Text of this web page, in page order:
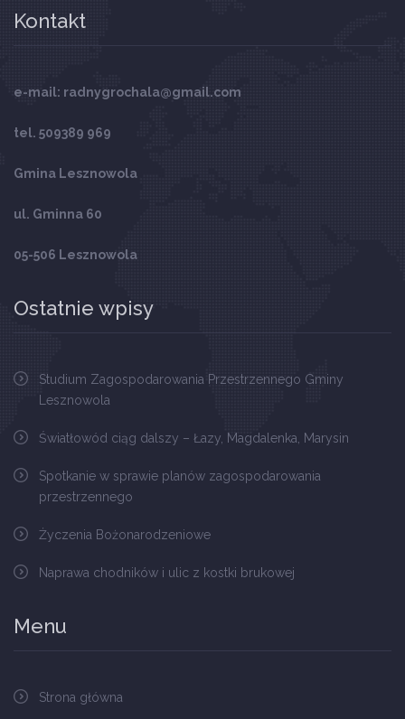
Kontakt
e-mail: radnygrochala@gmail.com
tel. 509389 969
Gmina Lesznowola
ul. Gminna 60
05-506 Lesznowola
Ostatnie wpisy
Studium Zagospodarowania Przestrzennego Gminy
Lesznowola
Światłowód ciąg dalszy – Łazy, Magdalenka, Marysin
Spotkanie w sprawie planów zagospodarowania
przestrzennego
Życzenia Bożonarodzeniowe
Naprawa chodników i ulic z kostki brukowej
Menu
Strona główna